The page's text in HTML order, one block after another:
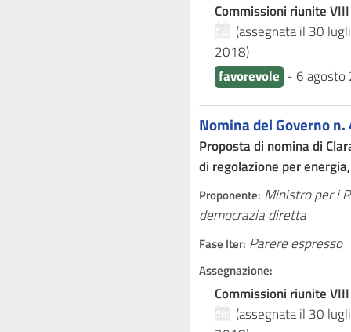
Commissioni riunite
(assegnata il 30
2018)
favorevole - 6
Nomina del Governo n.
Proposta di nomina di
di regolazione per
Proponente: Ministro per i
democrazia diretta
Fase Iter: Parere espresso
Assegnazione:
Commissioni riunite
(assegnata il 30